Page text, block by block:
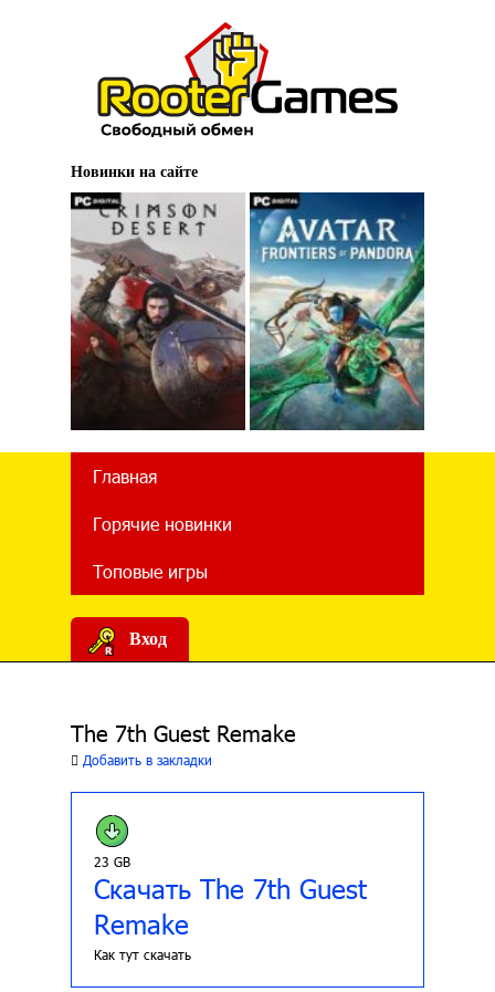
Новинки на сайте
Главная
Горячие новинки
Топовые игры
Вход
The 7th Guest Remake
Добавить в закладки
23 GB
Скачать The 7th Guest
Remake
Как тут скачать